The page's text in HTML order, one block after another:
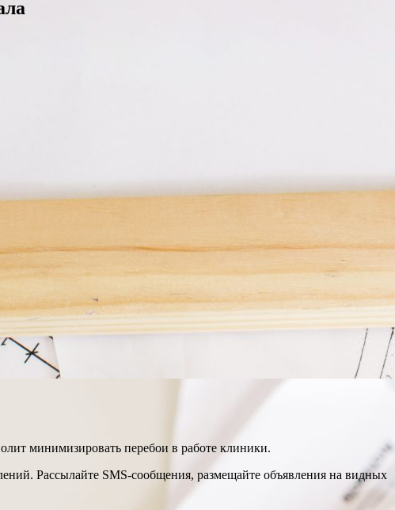
минимизировать перебои в работе клиники.
Рассылайте SMS-сообщения, размещайте объявления на видных